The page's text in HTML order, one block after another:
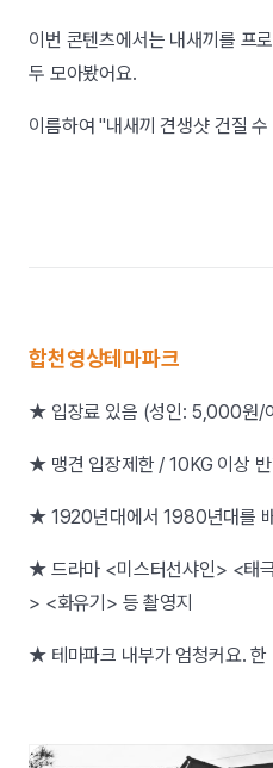
이번 콘텐츠에서는 내새끼를 프
두 모아봤어요.
이름하여 "내새끼 견생샷 건질
합천영상테마파크
★ 입장료 있음 (성인: 5,000원/
★ 맹견 입장제한 / 10KG 이상
★ 1920년대에서 1980년대를
★ 드라마 <미스터선샤인> <태
> <화유기> 등 촬영지
★ 테마파크 내부가 엄청커요. 한